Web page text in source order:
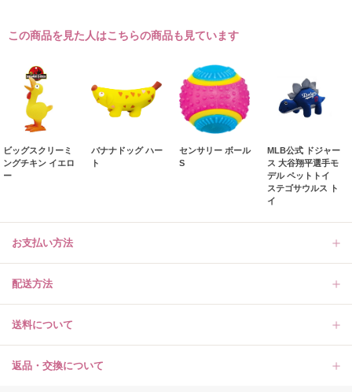
この商品を見た人はこちらの商品も見ています
ビッグスクリーミ
ングチキン イエロ
ー
バナナドッグ ハー
ト
センサリー ボール
S
MLB公式 ドジャー
ス 大谷翔平選手モ
デル ペットトイ
ステゴサウルス ト
イ
お支払い方法
配送方法
送料について
返品・交換について